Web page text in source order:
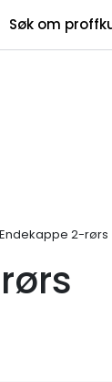
Søk om
Endekappe 2-rørs